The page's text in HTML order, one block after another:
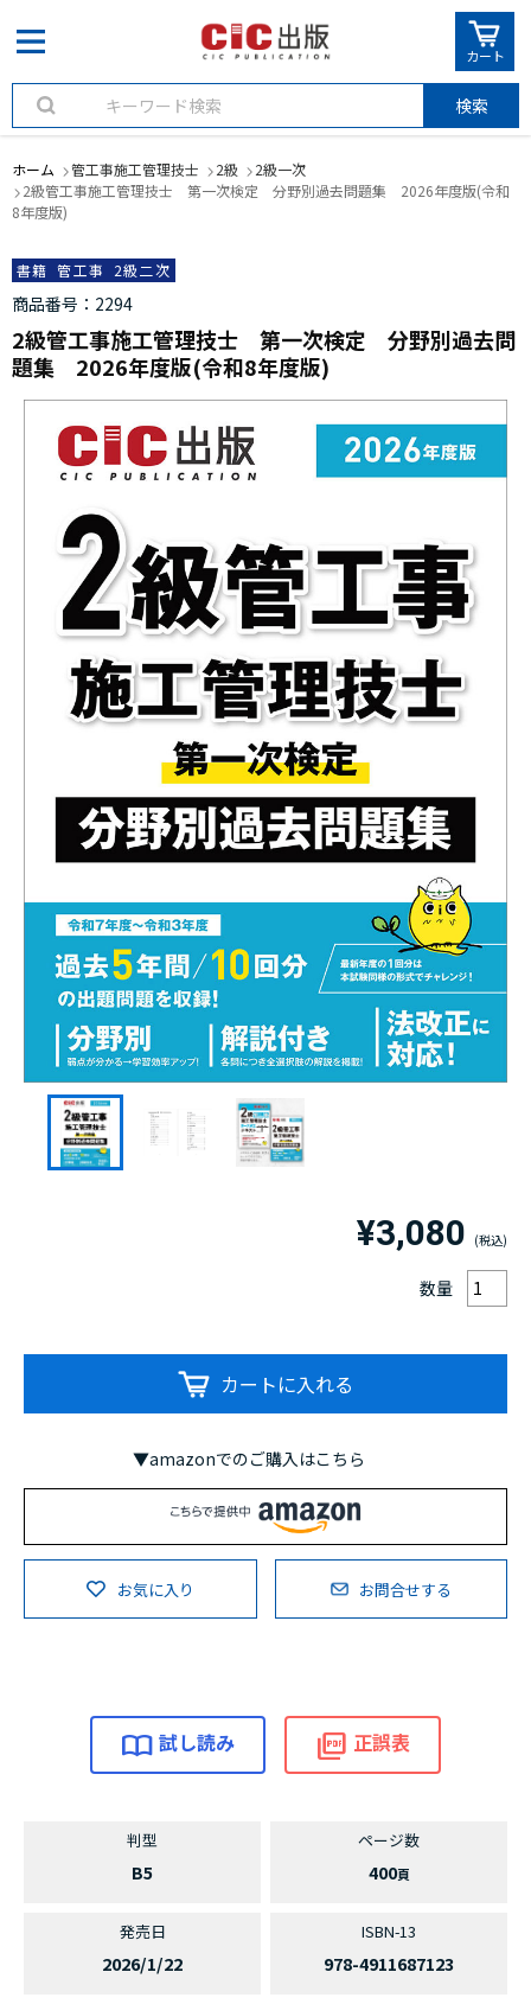
カート
検索
ホーム 管工事施工管理技士 2級
2級一次
2級管工事施工管理技士 第一次検定 分野別過去問題集 2026年度版(令和
8年度版)
書籍 管工事 2級二次
商品番号 2294
2級管工事施工管理技士 第一次検定 分野別過去問
題集 2026年度版(令和8年度版)
¥3,080
数量
カートに入れる
▼amazonでのご購入はこちら
お気に入り お問合せする
試し読み 正誤表
B5 400
2026/1/22 978-4911687123